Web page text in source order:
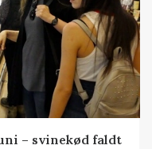
– svinekød faldt